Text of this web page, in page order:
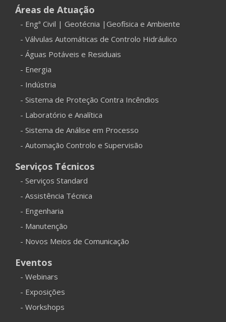
Áreas de Atuação
- Engª Civil | Geotécnia |Geofísica e Ambiente
- Válvulas Automáticas de Controlo Hidráulico
- Águas Potáveis e Residuais
- Energia
- Indústria
- Sistema de Proteção Contra Incêndios
- Laboratório e Analítica
- Sistema de Análise em Processo
- Automação Controlo e Supervisão
Serviços Técnicos
- Serviços Standard
- Assistência Técnica
- Engenharia
- Manutenção
- Novos Meios de Comunicação
Eventos
- Webinars
- Exposições
- Workshops